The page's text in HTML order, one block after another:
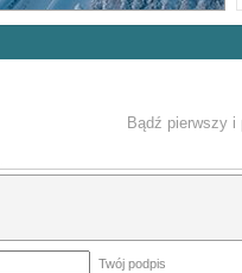
Bądź pierwszy i
Twój podpis